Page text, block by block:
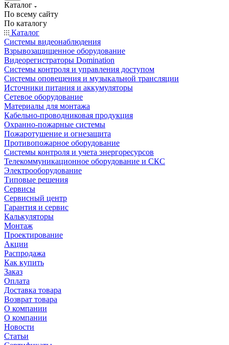
Каталог
По всему сайту
По каталогу
Каталог
Системы видеонаблюдения
Взрывозащищенное оборудование
Видеорегистраторы Domination
Системы контроля и управления доступом
Системы оповещения и музыкальной трансляции
Источники питания и аккумуляторы
Сетевое оборудование
Материалы для монтажа
Кабельно-проводниковая продукция
Охранно-пожарные системы
Пожаротушение и огнезащита
Противопожарное оборудование
Системы контроля и учета энергоресурсов
Телекоммуникационное оборудование и СКС
Электрооборудование
Типовые решения
Сервисы
Сервисный центр
Гарантия и сервис
Калькуляторы
Монтаж
Проектирование
Акции
Распродажа
Как купить
Заказ
Оплата
Доставка товара
Возврат товара
О компании
О компании
Новости
Статьи